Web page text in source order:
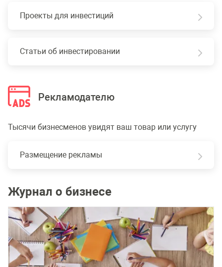
Проекты для инвестиций
Статьи об инвестировании
Рекламодателю
Тысячи бизнесменов увидят ваш товар или услугу
Размещение рекламы
Журнал о бизнесе